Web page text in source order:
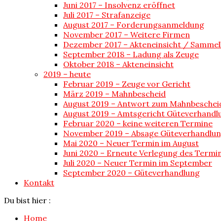
Juni 2017 – Insolvenz eröffnet
Juli 2017 – Strafanzeige
August 2017 – Forderungsanmeldung
November 2017 – Weitere Firmen
Dezember 2017 – Akteneinsicht /
September 2018 – Ladung als Zeuge
Oktober 2018 – Akteneinsicht
2019 – heute
Februar 2019 – Zeuge vor Gericht
März 2019 – Mahnbescheid
August 2019 – Antwort zum
August 2019 – Amtsgericht
Februar 2020 – keine weiteren Termine
November 2019 – Absage
Mai 2020 – Neuer Termin im August
Juni 2020 – Erneute Verlegung des
Juli 2020 – Neuer Termin im September
September 2020 – Güteverhandlung
Kontakt
Du bist hier :
Home